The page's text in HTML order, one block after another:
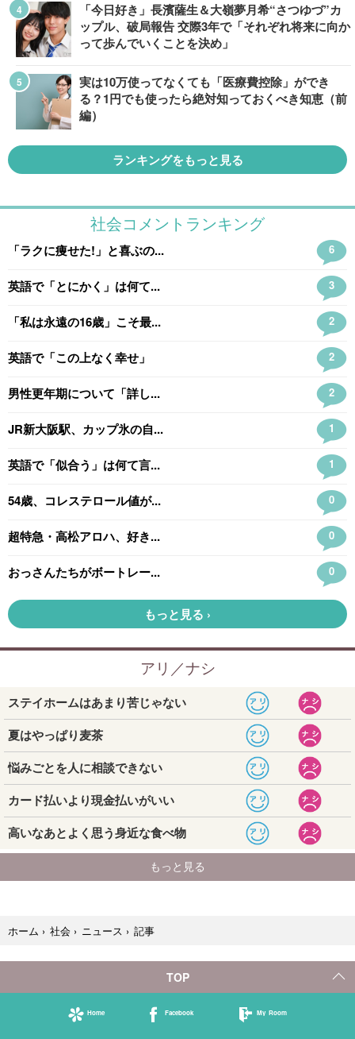
「今日好き」長濱薩生＆大嶺夢月希“さつゆづ”カ
ップル、破局報告 交際3年で「それぞれ将来に向か
って歩んでいくことを決め」
実は10万使ってなくても「医療費控除」ができ
る？1円でも使ったら絶対知っておくべき知恵（前
編）
ランキングをもっと見る
ホーム › 社会 › ニュース › 記事
TOP
Home Facebook My Room